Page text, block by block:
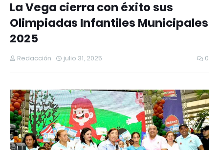
La Vega cierra con éxito sus
Olimpiadas Infantiles Municipales
2025⁣
Redacción julio 31, 2025 0